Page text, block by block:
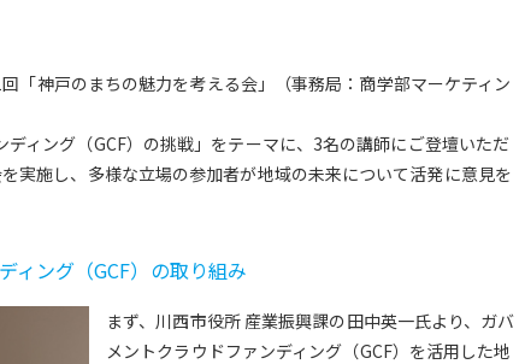
「神戸のまちの魅力を考える会」（事務局：商学部マーケティン
ィング（GCF）の挑戦」をテーマに、3名の講師にご登壇いただ
実施し、多様な立場の参加者が地域の未来について活発に意見を
ィング（GCF）の取り組み
まず、川西市役所 産業振興課の田中英一氏より、ガバ
メントクラウドファンディング（GCF）を活用した地